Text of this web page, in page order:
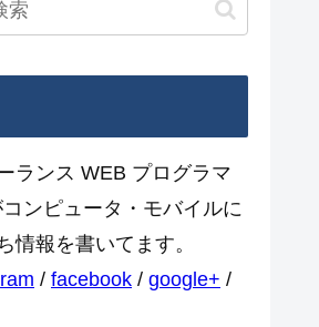
ランス WEB プログラマ
ンピュータ・モバイルに
情報を書いてます。
/ facebook / google+ /